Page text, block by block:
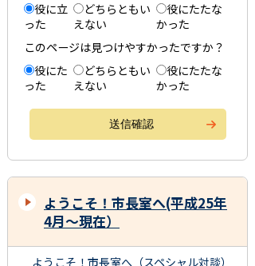
役に立
った
どちらともい
えない
役にたたな
かった
このページは見つけやすかったですか？
役にた
った
どちらともい
えない
役にたたな
かった
ようこそ！市長室へ(平成25年
4月～現在）
ようこそ！市長室へ（スペシャル対談）